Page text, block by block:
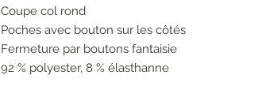
Coupe col rond
Poches avec bouton sur les côtés
Fermeture par boutons fantaisie
92 % polyester, 8 % élasthanne